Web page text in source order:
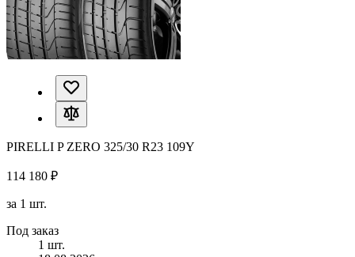
PIRELLI P ZERO 325/30 R23 109Y
114 180 ₽
за 1 шт.
Под заказ
1 шт.